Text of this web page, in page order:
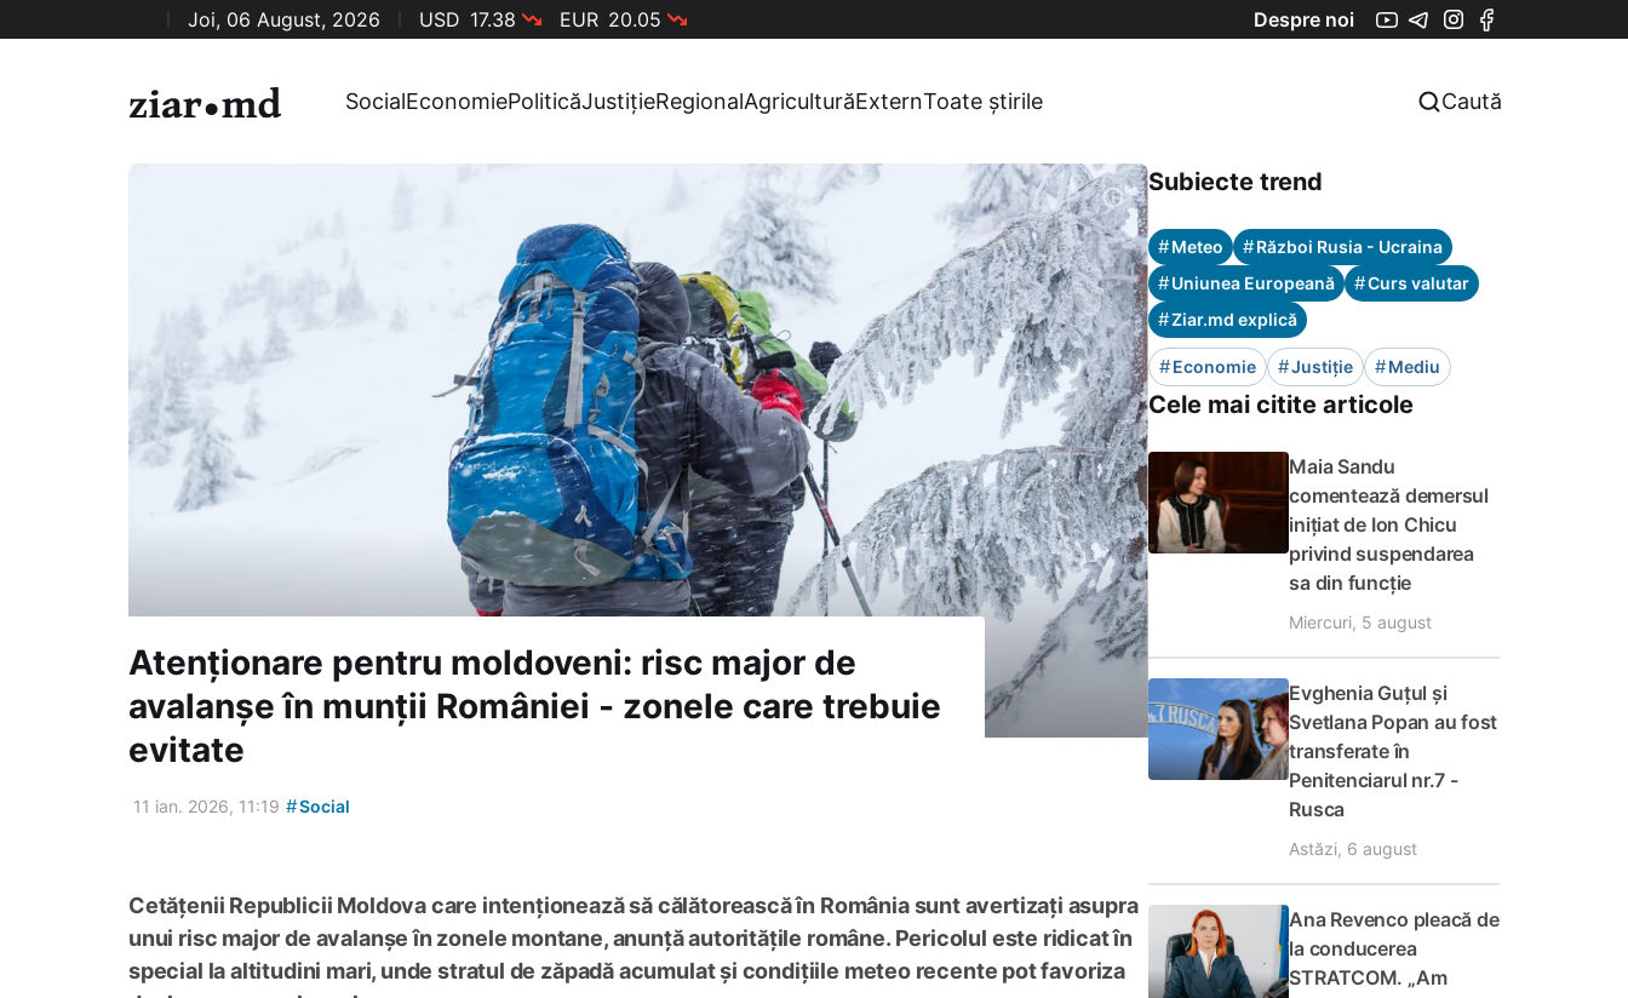
Joi, 06 August, 2026 USD 17.38 EUR 20.05 Despre noi
SocialEconomiePoliticăJustițieRegionalAgriculturăExternToate știrile Caută
Atenționare pentru moldoveni: risc major de
avalanșe în munții României - zonele care trebuie
evitate
11 ian. 2026, 11:19 #Social
Cetățenii Republicii Moldova care intenționează să călătorească în România sunt avertizați asupra
unui risc major de avalanșe în zonele montane, anunță autoritățile române. Pericolul este ridicat în
special la altitudini mari, unde stratul de zăpadă acumulat și condițiile meteo recente pot favoriza
Subiecte trend
#Meteo #Război Rusia - Ucraina
#Uniunea Europeană #Curs valutar
#Ziar.md explică
#Economie #Justiție #Mediu
Cele mai citite articole
Maia Sandu
comentează demersul
inițiat de Ion Chicu
privind suspendarea
sa din funcție
Miercuri, 5 august
Evghenia Guțul și
Svetlana Popan au fost
transferate în
Penitenciarul nr.7 -
Rusca
Astăzi, 6 august
Ana Revenco pleacă de
la conducerea
STRATCOM. „Am